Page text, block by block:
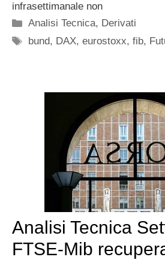
infrasettimanale non
Categorie
Analisi Tecnica, Derivati
Tag
bund, DAX,eurostoxx,fib,
Analisi Tecnica
FTSE-Mib